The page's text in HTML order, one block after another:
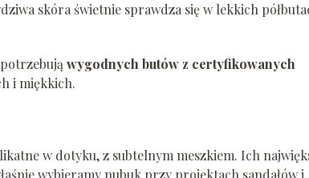
skóra świetnie sprawdza się w lekkich
wygodnych butów z certyfikowanych
i miękkich.
w dotyku, z subtelnym meszkiem. Ich